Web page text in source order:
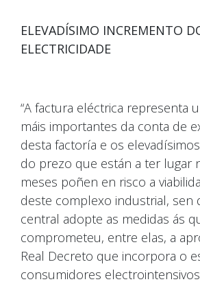
ELEVADÍSIMO INCREMENTO
ELECTRICIDADE
“A factura eléctrica representa
máis importantes da conta de
desta factoría e os
do prezo que están a ter lugar
meses poñen en risco a
deste complexo industrial, sen
central adopte as medidas ás
comprometeu, entre elas, a
Real Decreto que incorpora o
consumidores